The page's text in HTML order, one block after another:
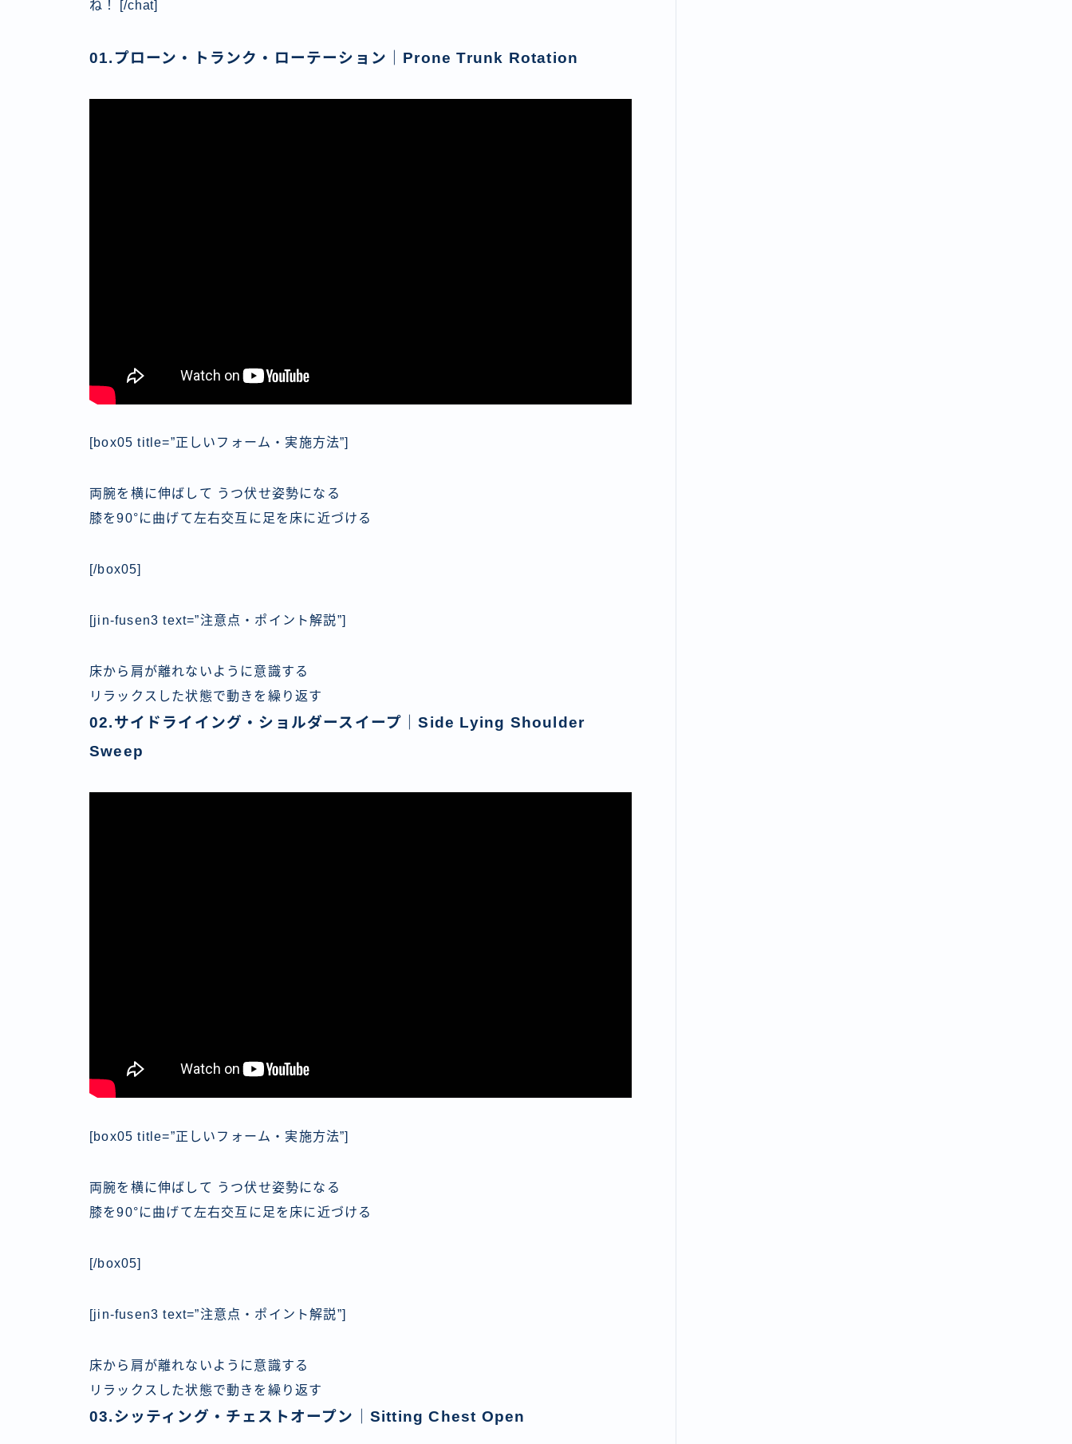
ね！
[/chat]
01.プローン・トランク・ローテーション｜Prone Trunk Rotation
[box05 title=”正しいフォーム・実施方法”]
両腕を横に伸ばして うつ伏せ姿勢になる
膝を90°に曲げて左右交互に足を床に近づける
[/box05]
[jin-fusen3 text=”注意点・ポイント解説”]
床から肩が離れないように意識する
リラックスした状態で動きを繰り返す
02.サイドライイング・ショルダースイープ｜Side Lying Shoulder
Sweep
[box05 title=”正しいフォーム・実施方法”]
両腕を横に伸ばして うつ伏せ姿勢になる
膝を90°に曲げて左右交互に足を床に近づける
[/box05]
[jin-fusen3 text=”注意点・ポイント解説”]
床から肩が離れないように意識する
リラックスした状態で動きを繰り返す
03.シッティング・チェストオープン｜Sitting Chest Open